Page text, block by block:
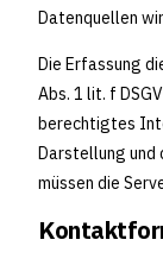
Datenquellen
Die Erfassung
Abs. 1 lit. f
berechtigtes
Darstellung und
müssen die